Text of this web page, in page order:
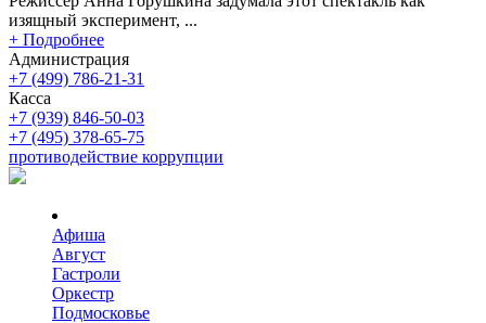
изящный эксперимент, ...
+ Подробнее
Администрация
+7 (499) 786-21-31
Касса
+7 (939) 846-50-03
+7 (495) 378-65-75
противодействие коррупции
Афиша
Август
Гастроли
Оркестр
Подмосковье